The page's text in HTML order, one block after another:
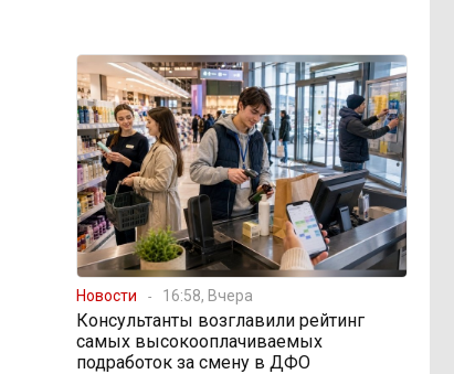
Новости 16:58, Вчера
Консультанты возглавили рейтинг
самых высокооплачиваемых
подработок за смену в ДФО